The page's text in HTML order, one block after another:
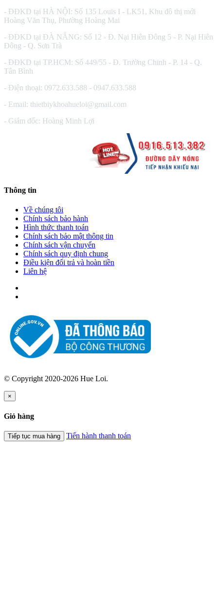
- ĐĐKD tại HÀ NỘI: Số 135 Louis I - LK51, Khu đô thị mới
Hoàng Văn Thụ, Phường Hoàng Mai
- ĐĐKD tại ĐÀ NẴNG: Số 12 - Đ. Nại Hiên Đông 5 - P. Nại Hiên
Đông - Q. Sơn Trà
- ĐĐKD tại TP.HCM: Số 449/55 - Đ. Trường Chinh - P. 14 - Q.
Tân Bình
- Điện thoại: 0972.633.588 - 0947.633.588
- Email: thietbiykhoahueloi@gmail.com
- Giám đốc: Hoàng Minh Lợi
Thông tin
Về chúng tôi
Chính sách bảo hành
Hình thức thanh toán
Chính sách bảo mật thông tin
Chính sách vận chuyển
Chính sách quy định chung
Điều kiện đổi trả và hoàn tiền
Liên hệ
© Copyright 2020-2026 Hue Loi.
×
Giỏ hàng
Tiếp tục mua hàng Tiến hành thanh toán